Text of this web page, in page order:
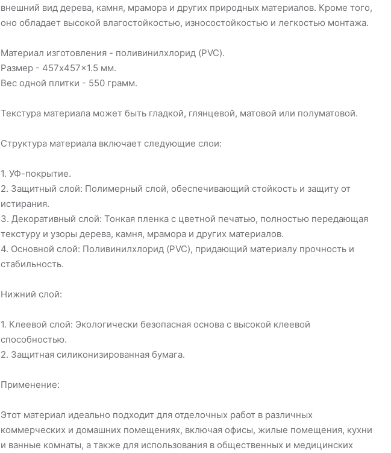
внешний вид дерева, камня, мрамора и других природных материалов. Кроме того,
оно обладает высокой влагостойкостью, износостойкостью и легкостью монтажа.
Материал изготовления - поливинилхлорид (PVC).
Размер - 457x457x1.5 мм.
Вес одной плитки - 550 грамм.
Текстура материала может быть гладкой, глянцевой, матовой или полуматовой.
Структура материала включает следующие слои:
1. УФ-покрытие.
2. Защитный слой: Полимерный слой, обеспечивающий стойкость и защиту от
истирания.
3. Декоративный слой: Тонкая пленка с цветной печатью, полностью передающая
текстуру и узоры дерева, камня, мрамора и других материалов.
4. Основной слой: Поливинилхлорид (PVC), придающий материалу прочность и
стабильность.
Нижний слой:
1. Клеевой слой: Экологически безопасная основа с высокой клеевой
способностью.
2. Защитная силиконизированная бумага.
Применение:
Этот материал идеально подходит для отделочных работ в различных
коммерческих и домашних помещениях, включая офисы, жилые помещения, кухни
и ванные комнаты, а также для использования в общественных и медицинских